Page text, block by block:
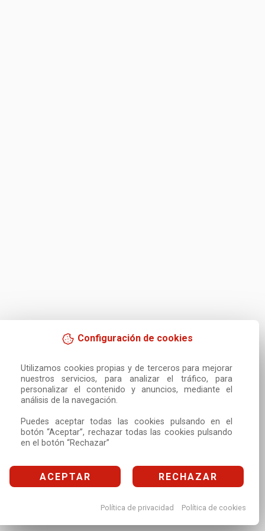
Configuración de cookies
Utilizamos cookies propias y de terceros para mejorar
nuestros servicios, para analizar el tráfico, para
personalizar el contenido y anuncios, mediante el
análisis de la navegación.
Puedes aceptar todas las cookies pulsando en el
botón “Aceptar”, rechazar todas las cookies pulsando
en el botón “Rechazar”
ACEPTAR RECHAZAR
Política de privacidad Política de cookies